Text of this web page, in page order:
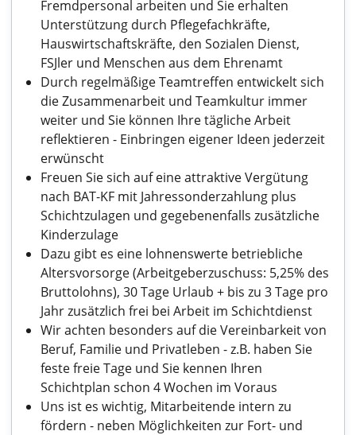
Fremdpersonal arbeiten und Sie erhalten
Unterstützung durch Pflegefachkräfte,
Hauswirtschaftskräfte, den Sozialen Dienst,
FSJler und Menschen aus dem Ehrenamt
Durch regelmäßige Teamtreffen entwickelt sich
die Zusammenarbeit und Teamkultur immer
weiter und Sie können Ihre tägliche Arbeit
reflektieren - Einbringen eigener Ideen jederzeit
erwünscht
Freuen Sie sich auf eine attraktive Vergütung
nach BAT-KF mit Jahressonderzahlung plus
Schichtzulagen und gegebenenfalls zusätzliche
Kinderzulage
Dazu gibt es eine lohnenswerte betriebliche
Altersvorsorge (Arbeitgeberzuschuss: 5,25% des
Bruttolohns), 30 Tage Urlaub + bis zu 3 Tage pro
Jahr zusätzlich frei bei Arbeit im Schichtdienst
Wir achten besonders auf die Vereinbarkeit von
Beruf, Familie und Privatleben - z.B. haben Sie
feste freie Tage und Sie kennen Ihren
Schichtplan schon 4 Wochen im Voraus
Uns ist es wichtig, Mitarbeitende intern zu
fördern - neben Möglichkeiten zur Fort- und